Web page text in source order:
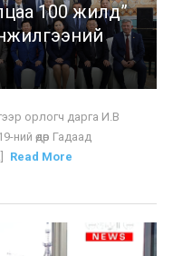
100 жилд”
орлогч дарга И.В
өдөр Гадаад
Read More